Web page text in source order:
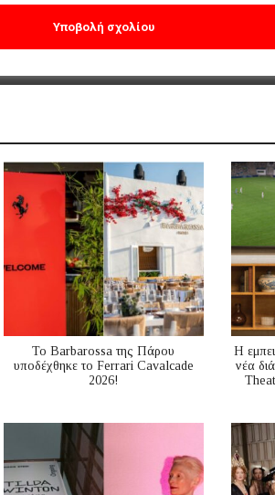
Το Barbarossa της Πάρου
υποδέχθηκε το Ferrari Cavalcade
2026!
Η
νέα